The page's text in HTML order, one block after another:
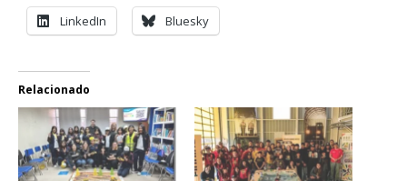
LinkedIn Bluesky
Relacionado